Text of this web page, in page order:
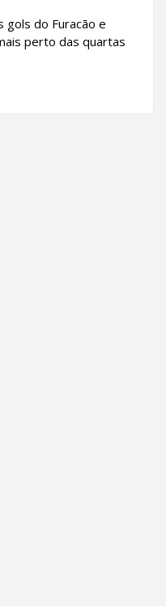
gols do Furacão e
perto das quartas